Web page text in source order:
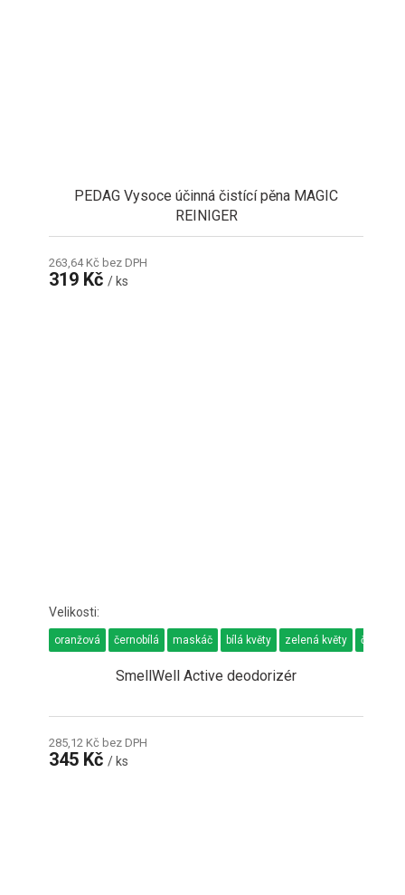
PEDAG Vysoce účinná čistící pěna MAGIC
REINIGER
263,64 Kč bez DPH
319 Kč/ ks
SmellWell Active deodorizér
285,12 Kč bez DPH
345 Kč/ ks
oranžová černobílá maskáč bílá květy zelená květy